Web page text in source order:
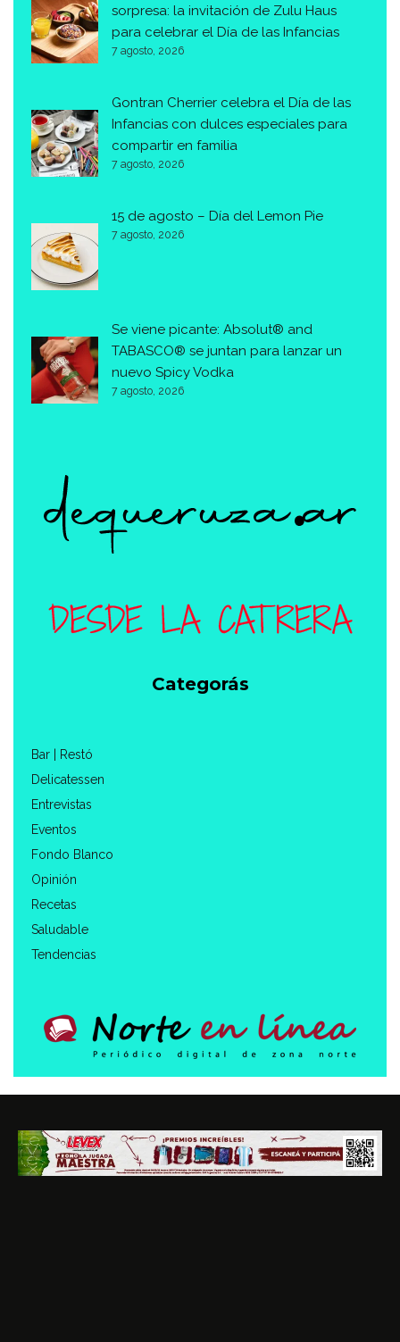
sorpresa: la invitación de Zulu Haus
para celebrar el Día de las Infancias
7 agosto, 2026
Gontran Cherrier celebra el Día de las
Infancias con dulces especiales para
compartir en familia
7 agosto, 2026
15 de agosto – Día del Lemon Pie
7 agosto, 2026
Se viene picante: Absolut® and
TABASCO® se juntan para lanzar un
nuevo Spicy Vodka
7 agosto, 2026
Categorás
Bar | Restó
Delicatessen
Entrevistas
Eventos
Fondo Blanco
Opinión
Recetas
Saludable
Tendencias